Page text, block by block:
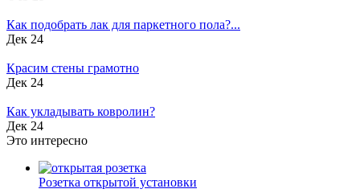
Как подобрать лак для паркетного пола?...
Дек 24
Красим стены грамотно
Дек 24
Как укладывать ковролин?
Дек 24
Это интересно
Розетка открытой установки